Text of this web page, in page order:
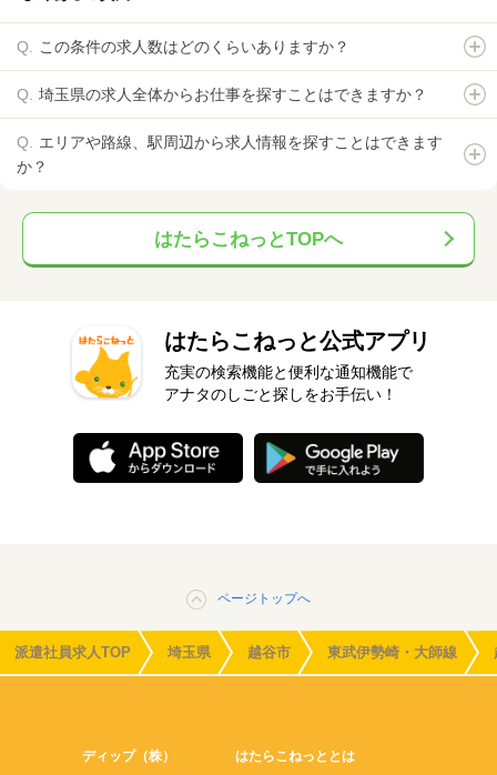
この条件の求人数はどのくらいありますか？
埼玉県の求人全体からお仕事を探すことはできますか？
エリアや路線、駅周辺から求人情報を探すことはできます
か？
はたらこねっとTOPへ
はたらこねっと公式アプリ
充実の検索機能と便利な通知機能で
アナタのしごと探しをお手伝い！
ページトップへ
派遣社員求人TOP 埼玉県 越谷市 東武伊勢崎・大師線
ディップ（株） はたらこねっととは